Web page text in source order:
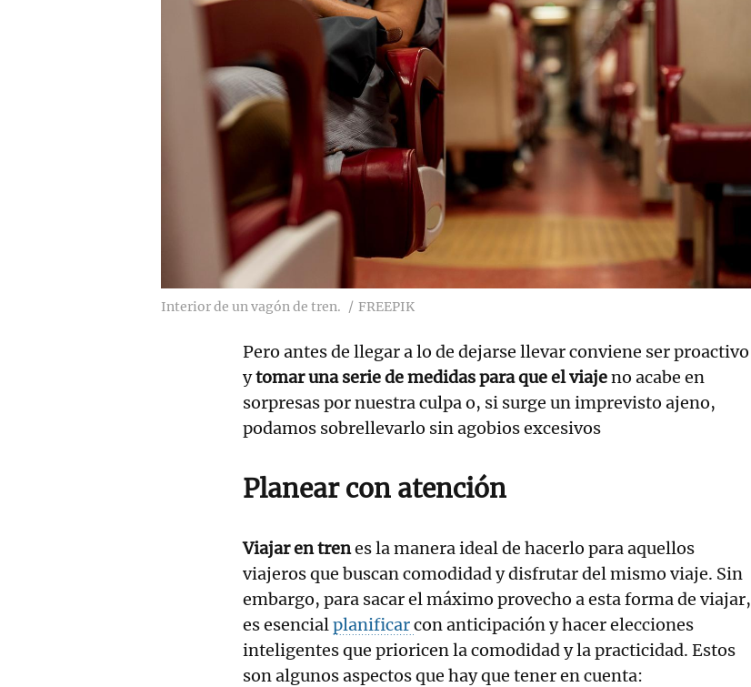
Interior de un vagón de tren. FREEPIK
Pero antes de llegar a lo de dejarse llevar conviene ser proactivo
ytomar una serie de medidas para que elviajeno acabe en
sorpresas por nuestra culpa o, si surge un imprevisto ajeno,
podamos sobrellevarlo sin agobios excesivos
Planear con atención
Viajar en trenes la manera ideal de hacerlo para aquellos
viajeros que buscan comodidad y disfrutar del mismo viaje. Sin
embargo, para sacar el máximo provecho a esta forma de viajar,
es esencialplanificarcon anticipación y hacer elecciones
inteligentes que prioricen la comodidad y la practicidad. Estos
son algunos aspectos que hay que tener en cuenta: